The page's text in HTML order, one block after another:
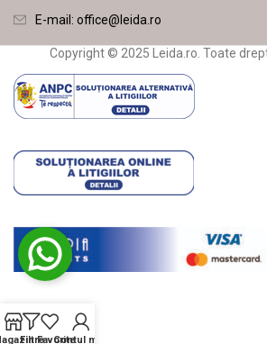
E-mail: office@leida.ro
Copyright © 2025 Leida.ro. Toate
FiltreFavorite
Contul meu